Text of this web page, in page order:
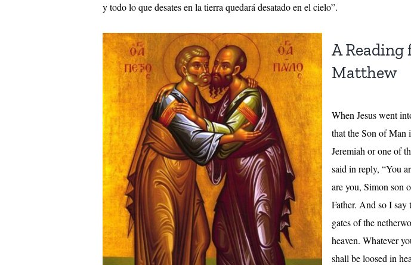
y todo lo que desates en la tierra quedará desatado en el cielo”.
A Reading
Matthew
When Jesus went
that the Son of Man
Jeremiah or one of
said in reply, “You
are you, Simon son
Father. And so I
gates of the
heaven. Whatever
shall be loosed in